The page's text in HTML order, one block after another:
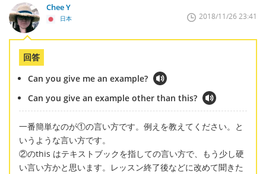
Chee Y
日本 2018/11/26 23:41
回答
Can you give me an example?
Can you give an example other than this?
一番簡単なのが①の言い方です。例えを教えてください。と
いうような言い方です。
②のthis はテキストブックを指しての言い方で、もう少し硬
い言い方かと思います。レッスン終了後などに改めて聞きた